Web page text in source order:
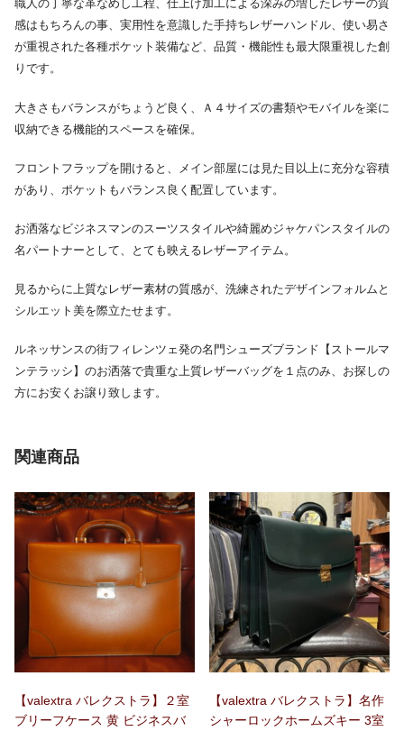
職人の丁寧な革なめし工程、仕上げ加工による深みの増したレザーの質
感はもちろんの事、実用性を意識した手持ちレザーハンドル、使い易さ
が重視された各種ポケット装備など、品質・機能性も最大限重視した創
りです。
大きさもバランスがちょうど良く、Ａ４サイズの書類やモバイルを楽に
収納できる機能的スペースを確保。
フロントフラップを開けると、メイン部屋には見た目以上に充分な容積
があり、ポケットもバランス良く配置しています。
お洒落なビジネスマンのスーツスタイルや綺麗めジャケパンスタイルの
名パートナーとして、とても映えるレザーアイテム。
見るからに上質なレザー素材の質感が、洗練されたデザインフォルムと
シルエット美を際立たせます。
ルネッサンスの街フィレンツェ発の名門シューズブランド【ストールマ
ンテラッシ】のお洒落で貴重な上質レザーバッグを１点のみ、お探しの
方にお安くお譲り致します。
関連商品
【valextra バレクストラ】２室
ブリーフケース 黄 ビジネスバ
【valextra バレクストラ】名作
シャーロックホームズキー 3室